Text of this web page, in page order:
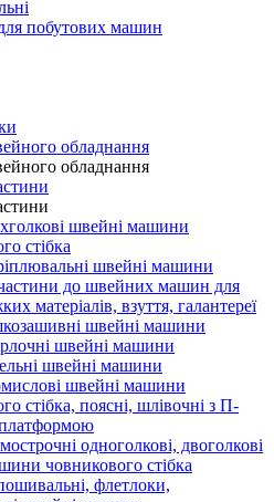
побутових машин
обладнання
обладнання
швейні машини
стібка
швейні машини
до швейних машин для
матеріалів, взуття, галантереї
швейні машини
швейні машини
швейні машини
швейні машини
стібка, поясні, шлівочні з П-
одноголкові, двоголкові
човникового стібка
флетлоки,